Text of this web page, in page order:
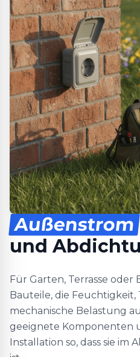
Außenstrom
und
Für Garten, Terrasse oder
Bauteile, die
mechanische Belastung
geeignete Komponenten
Installation so, dass sie im